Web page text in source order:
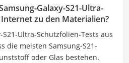
Galaxy-S21-Ultra-
zu den Materialien?
S21-Ultra-Schutzfolien-Tests aus
die meisten Samsung-S21-
oder Glas bestehen.